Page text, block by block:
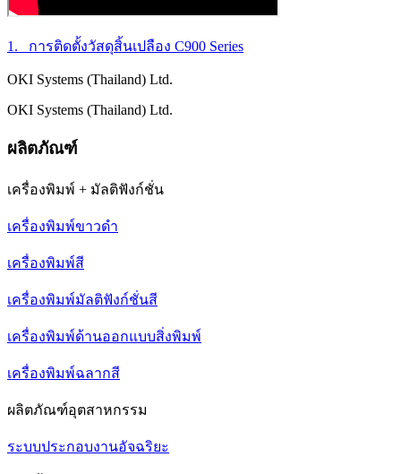
1. การติดตั้งวัสดุสิ้นเปลือง C900 Series
OKI Systems (Thailand) Ltd.
OKI Systems (Thailand) Ltd.
ผลิตภัณฑ์
เครื่องพิมพ์ + มัลติฟังก์ชั่น
เครื่องพิมพ์ขาวดำ
เครื่องพิมพ์สี
เครื่องพิมพ์มัลติฟังก์ชั่นสี
เครื่องพิมพ์ด้านออกแบบสิ่งพิมพ์
เครื่องพิมพ์ฉลากสี
ผลิตภัณฑ์อุตสาหกรรม
ระบบประกอบงานอัจฉริยะ